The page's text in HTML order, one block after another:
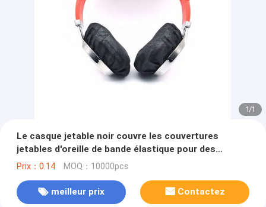
1/1
Le casque jetable noir couvre les couvertures
jetables d'oreille de bande élastique pour des
casques
Prix：0.14 MOQ：10000pcs
meilleur prix Contactez